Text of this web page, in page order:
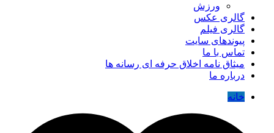
ورزش
گالری عکس
گالری فیلم
پیوندهای سایت
تماس با ما
میثاق نامه اخلاق حرفه ای رسانه ها
درباره ما
خانه